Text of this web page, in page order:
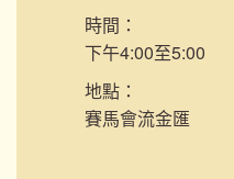
時間：
下午4:00至5:00
地點：
賽馬會流金匯